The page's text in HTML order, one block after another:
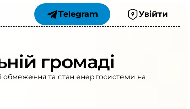
Telegram Увійти
громаді
обмеження та стан енергосистеми на